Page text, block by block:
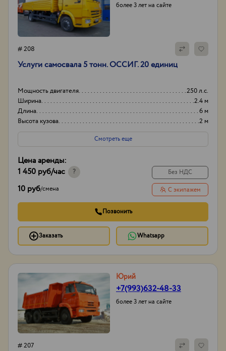
более 3 лет на сайте
# 208
Услуги самосвала 5 тонн. ОССИГ. 20 единиц
Мощность двигателя
250 л.с.
Ширина
2.4 м
Длина
6 м
Высота кузова
2 м
Смотреть еще
Цена аренды:
1 450 руб/час ?
10 руб/смена
Без НДС
С экипажем
Позвонить
Заказать Whatsapp
Юрий
+7(993)632-48-33
более 3 лет на сайте
# 207